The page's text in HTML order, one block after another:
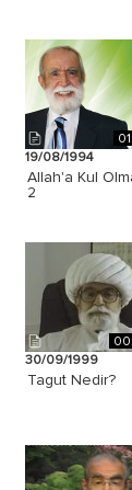
19/08/1994
Allah'a Kul
2
30/09/1999
Tagut Nedir?